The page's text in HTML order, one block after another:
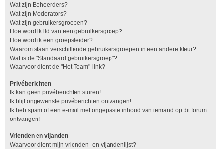
Wat zijn Beheerders?
Wat zijn Moderators?
Wat zijn gebruikersgroepen?
Hoe word ik lid van een gebruikersgroep?
Hoe word ik een groepsleider?
Waarom staan verschillende gebruikersgroepen in een andere kleur?
Wat is de "Standaard gebruikersgroep"?
Waarvoor dient de "Het Team"-link?
Privéberichten
Ik kan geen privéberichten sturen!
Ik blijf ongewenste privéberichten ontvangen!
Ik heb spam of een e-mail met ongepaste inhoud van iemand op dit forum
ontvangen!
Vrienden en vijanden
Waarvoor dient mijn vrienden- en vijandenlijst?